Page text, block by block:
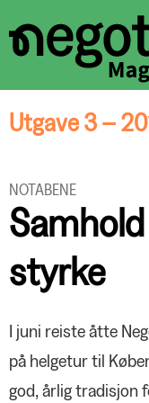
Utgave 3 –
Tre gode grunner
BREV FRA
Negotia i
ARTIKKEL
Tettere samarbeid
– Medlemskapet
jobben min
Matmakt gir
Kompetansepåfyll
Prosjekt aktivitet
ARTIKKEL
Negotia stilte på
NOTABENE
styrke
I juni reiste åtte
på helgetur til
god, årlig tradisjon